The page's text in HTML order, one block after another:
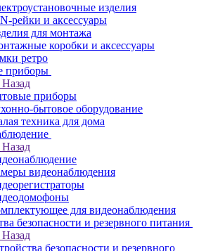
изделия
рейки и аксессуары
для монтажа
коробки и аксессуары
ретро
приборы
Назад
приборы
бытовое оборудование
техника для дома
Назад
видеонаблюдения
для видеонаблюдения
безопасности и резервного питания
Назад
безопасности и резервного